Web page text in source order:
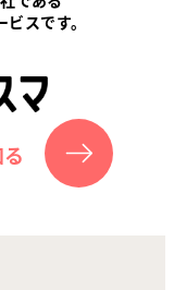
スです。